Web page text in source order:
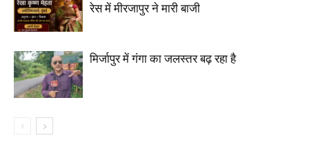
रेस में मीरजापुर ने मारी बाजी
मिर्जापुर में गंगा का जलस्तर बढ़ रहा है